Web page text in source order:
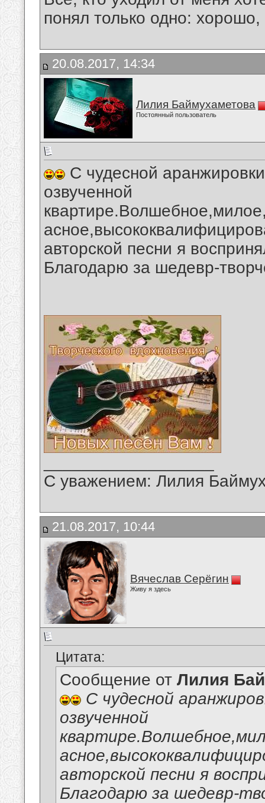
понял только одно:
20.08.2017, 14:34
Лилия Баймухаметова
Постоянный пользователь
С чудесной
озвученной
авторской песни я
Благодарю за шедевр-
С уважением: Лилия
21.08.2017, 10:44
Вячеслав Серёгин
Живу я здесь
Цитата:
Сообщение от Лилия
С чудесной
озвученной
авторской песни я
Благодарю за шедевр-